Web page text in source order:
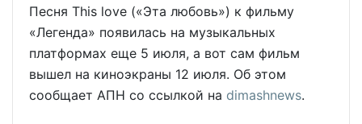
Песня This love («Эта любовь») к фильму
«Легенда» появилась на музыкальных
платформах еще 5 июля, а вот сам фильм
вышел на киноэкраны 12 июля. Об этом
сообщает АПН со ссылкой на dimashnews.